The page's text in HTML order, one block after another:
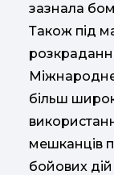
зазнала
Також під
більш
мешканців
бойових